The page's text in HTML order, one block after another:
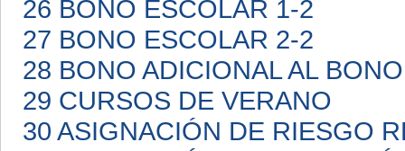
26 BONO ESCOLAR 1-2
27 BONO ESCOLAR 2-2
28 BONO ADICIONAL AL
29 CURSOS DE VERANO
30 ASIGNACIÓN DE RIESGO